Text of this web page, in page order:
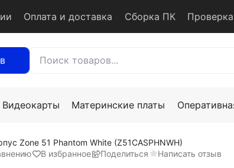
Оплата и доставка Сборка ПК Проверка
Видеокарты Материнские платы
Zone 51 Phantom White (Z51CASPHNWH)
В избранное Поделиться Написать отзыв